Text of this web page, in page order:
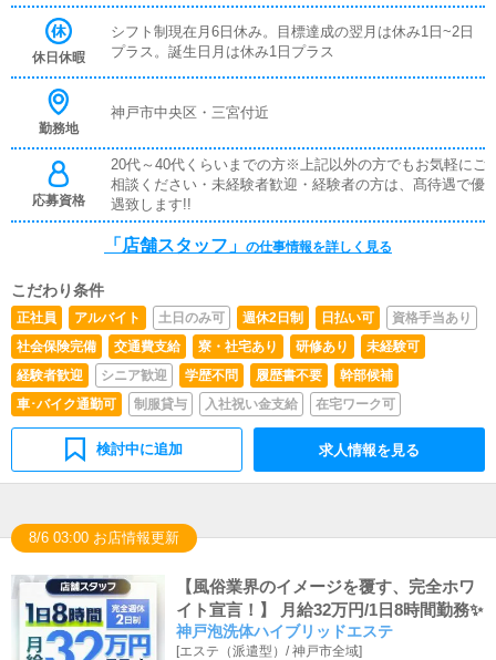
方も安心してください。当社には研修制度があり、接客・
サービス業の基本をイチから学べる環境をご用意しており
ます。・クリンリネス・電話受付、メール対応・フロント
休日休暇
シフト制現在月6日休み。目標達成の翌月は休み1日~2日
プラス。誕生日月は休み1日プラス
勤務地
神戸市中央区・三宮付近
応募資格
20代～40代くらいまでの方※上記以外の方でもお気軽にご
相談ください・未経験者歓迎・経験者の方は、髙待遇で優
遇致します!!
「店舗スタッフ」 の仕事情報を詳しく見る
こだわり条件
正社員 アルバイト 土日のみ可 週休2日制 日払い可
資格手当あり
社会保険完備
交通費支給 寮・社宅あり 研修あり
未経験可
経験者歓迎
シニア歓迎 学歴不問 履歴書不要
幹部候補
車･バイク通勤可
制服貸与 入社祝い金支給 在宅ワーク可
検討中に追加 求人情報を見る
8/6 03:00 お店情報更新
【風俗業界のイメージを覆す、完全ホワ
イト宣言！】 月給32万円/1日8時間勤務✨
神戸泡洗体ハイブリッドエステ
[エステ（派遣型）/神戸市全域]